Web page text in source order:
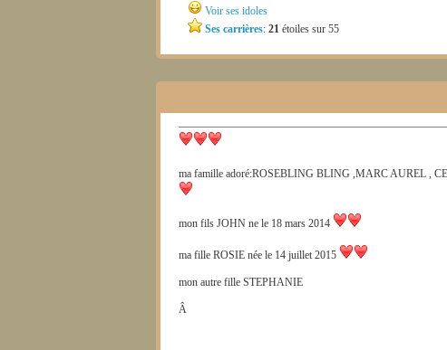
Voir ses idoles
Ses carrières: 21 étoiles sur 55
ma famille adoré:ROSEBLING BLING ,MARC AUREL ,
mon fils JOHN ne le 18 mars 2014
ma fille ROSIE née le 14 juillet 2015
mon autre fille STEPHANIE
Â